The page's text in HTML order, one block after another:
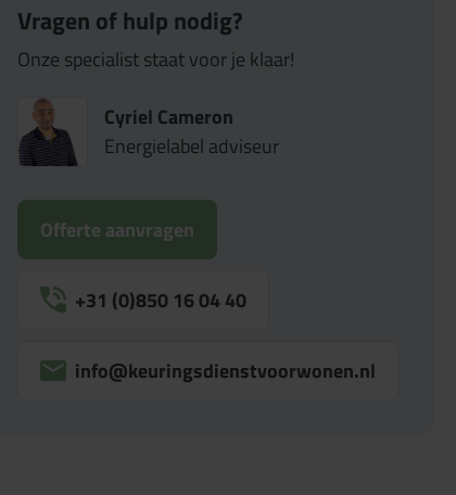
Vragen of hulp nodig?
Onze specialist staat voor je klaar!
Cyriel Cameron
Energielabel adviseur
Offerte aanvragen
+31 (0)850 16 04 40
info@keuringsdienstvoorwonen.nl